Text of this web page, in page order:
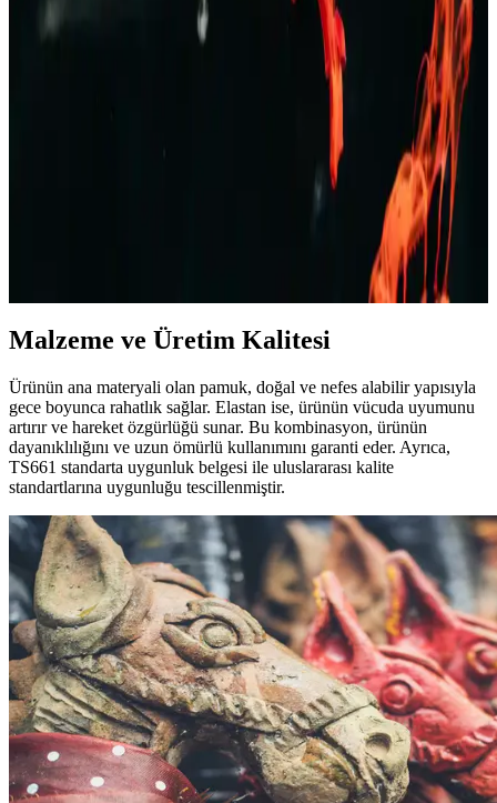
Erkek Bej Rengi Ceketler: Çok Yönlü ve Şık Giyim
Seçenekleri Rehberi
Bej rengi erkek ceketler, çok yönlülüğü ve şıklığıyla her sezon ve
ortamda tercih edilir. Farklı modeller ve kombinasyon önerileriyle
Erkek Kot Şort Modası 2023: Yaz Aylarında Şık ve
Yaz aylarında rahat ve şık kalmak isteyen erkekler için kot şortlar,
farklı kesim ve renk seçenekleriyle ideal tercih. Günlük, spor ve
resmi olmayan ortamlar için uygun modellerle tarzınızı yansıtın.
Malzeme ve Üretim Kalitesi
Ürünün ana materyali olan pamuk, doğal ve nefes alabilir yapısıyla
gece boyunca rahatlık sağlar. Elastan ise, ürünün vücuda uyumunu
artırır ve hareket özgürlüğü sunar. Bu kombinasyon, ürünün
dayanıklılığını ve uzun ömürlü kullanımını garanti eder. Ayrıca,
TS661 standarta uygunluk belgesi ile uluslararası kalite
standartlarına uygunluğu tescillenmiştir.